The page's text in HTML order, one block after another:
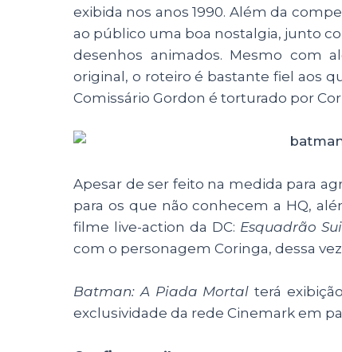
exibida nos anos 1990. Além da
ao público uma boa nostalgia, junto
desenhos animados. Mesmo com
original, o roteiro é bastante fiel aos
Comissário Gordon é torturado por
Apesar de ser feito na medida para
para os que não conhecem a HQ,
filme live-action da DC: Esquadrão
com o personagem Coringa, dessa
Batman: A Piada Mortalterá
exclusividade da rede Cinemark em